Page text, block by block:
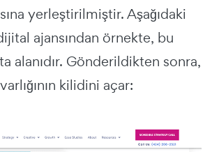
yerleştirilmiştir. Aşağıdaki
ajansından örnekte, bu
alanıdır. Gönderildikten sonra,
kilidini açar: